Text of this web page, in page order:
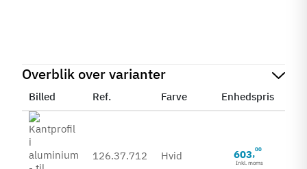
Overblik over varianter
Billed Ref. Farve Enhedspris
126.37.712 Hvid 603,00
Inkl. moms